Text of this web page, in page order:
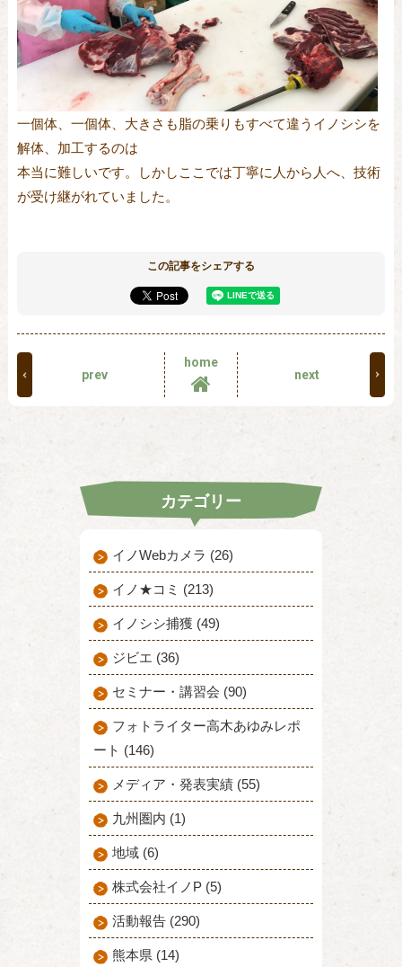
一個体、一個体、大きさも脂の乗りもすべて違うイノシシを
解体、加工するのは
本当に難しいです。しかしここでは丁寧に人から人へ、技術
が受け継がれていました。
この記事をシェアする
prev
home
next
カテゴリー
イノWebカメラ (26)
イノ★コミ (213)
イノシシ捕獲 (49)
ジビエ (36)
セミナー・講習会 (90)
フォトライター高木あゆみレポ
ート (146)
メディア・発表実績 (55)
九州圏内 (1)
地域 (6)
株式会社イノP (5)
活動報告 (290)
熊本県 (14)